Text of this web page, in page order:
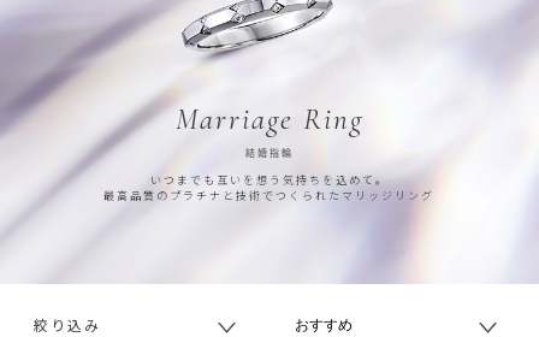
Marriage Ring
結婚指輪
いつまでも互いを想う気持ちを込めて。
最高品質のプラチナと技術でつくられたマリッジリング
絞り込み